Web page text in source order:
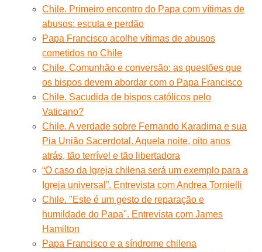
Chile. Primeiro encontro do Papa com vítimas de
abusos: escuta e perdão
Papa Francisco acolhe vítimas de abusos
cometidos no Chile
Chile. Comunhão e conversão: as questões que
os bispos devem abordar com o Papa Francisco
Chile. Sacudida de bispos católicos pelo
Vaticano?
Chile. A verdade sobre Fernando Karadima e sua
Pia União Sacerdotal. Aquela noite, oito anos
atrás, tão terrível e tão libertadora
“O caso da Igreja chilena será um exemplo para a
Igreja universal”. Entrevista com Andrea Tornielli
Chile. "Este é um gesto de reparação e
humildade do Papa". Entrevista com James
Hamilton
Papa Francisco e a síndrome chilena